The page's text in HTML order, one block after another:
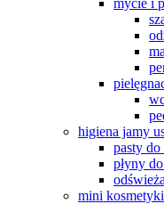
mycie i
higiena jamy
pasty
płyny
mini kosmetyki